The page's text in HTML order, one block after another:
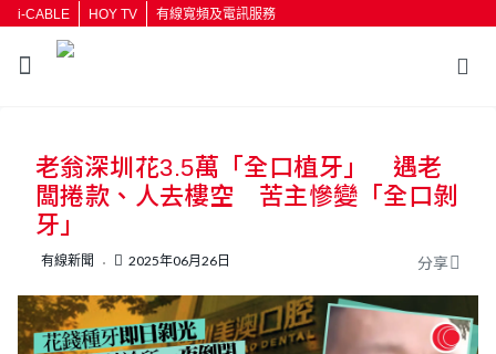
i-CABLE HOY TV 有線寬頻及電訊服務
按輸入鍵開始搜尋
老翁深圳花3.5萬「全口植牙」 遇老
闆捲款、人去樓空 苦主慘變「全口剝
牙」
有線新聞 2025年06月26日 分享